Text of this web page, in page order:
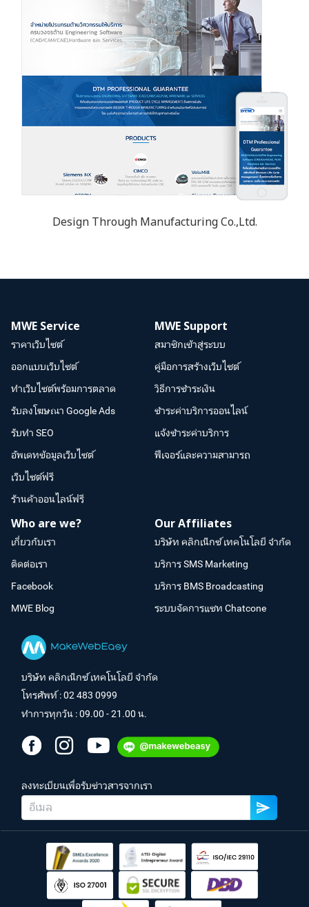
Design Through Manufacturing Co.,Ltd.
MWE Service
ราคาเว็บไซต์
ออกแบบเว็บไซต์
ทำเว็บไซต์พร้อมการตลาด
รับลงโฆษณา Google Ads
รับทำ SEO
อัพเดทข้อมูลเว็บไซต์
เว็บไซต์ฟรี
ร้านค้าออนไลน์ฟรี
MWE Support
สมาชิกเข้าสู่ระบบ
คู่มือการสร้างเว็บไซต์
วิธีการชำระเงิน
ชำระค่าบริการออนไลน์
แจ้งชำระค่าบริการ
ฟีเจอร์และความสามารถ
Who are we?
เกี่ยวกับเรา
ติดต่อเรา
Facebook
MWE Blog
Our Affiliates
บริษัท คลิกเน็กซ์ เทคโนโลยี จำกัด
บริการ SMS Marketing
บริการ BMS Broadcasting
ระบบจัดการแชท Chatcone
บริษัท คลิกเน็กซ์ เทคโนโลยี จำกัด
โทรศัพท์ :02 483 0999
ทำการทุกวัน : 09.00 - 21.00 น.
ลงทะเบียนเพื่อรับข่าวสารจากเรา